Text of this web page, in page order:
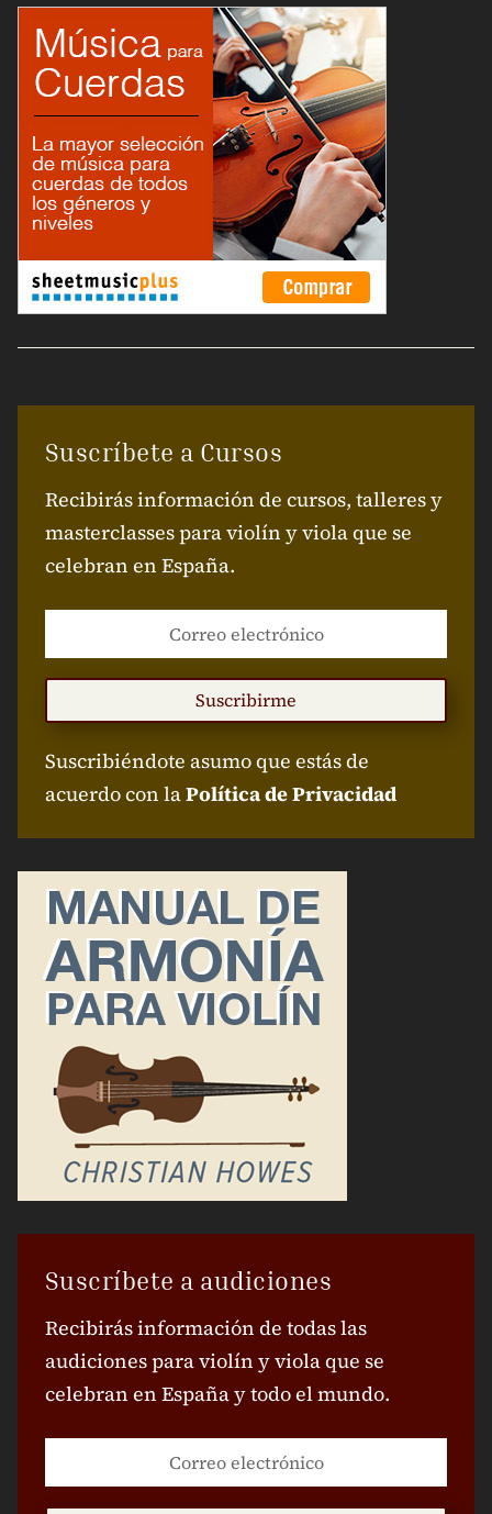
Suscríbete a Cursos
Recibirás información de cursos, talleres y
masterclasses para violín y viola que se
celebran en España.
Suscribirme
Suscribiéndote asumo que estás de
acuerdo con laPolítica de Privacidad
Suscríbete a audiciones
Recibirás información de todas las
audiciones para violín y viola que se
celebran en España y todo el mundo.